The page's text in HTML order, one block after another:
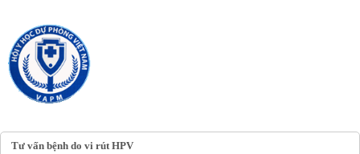
Tư vấn bệnh do vi rút HPV